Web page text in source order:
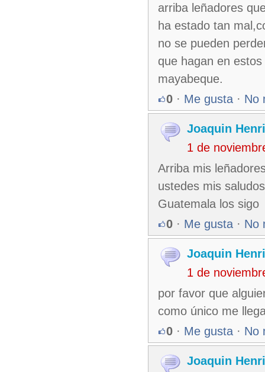
arriba leñadores
ha estado tan
no se pueden
que hagan en
mayabeque.
0 · Me gusta · No
Joaquin
1 de
Arriba mis
ustedes mis
Guatemala los sigo
0 · Me gusta · No
Joaquin
1 de
por favor que
como único me
0 · Me gusta · No
Joaquin